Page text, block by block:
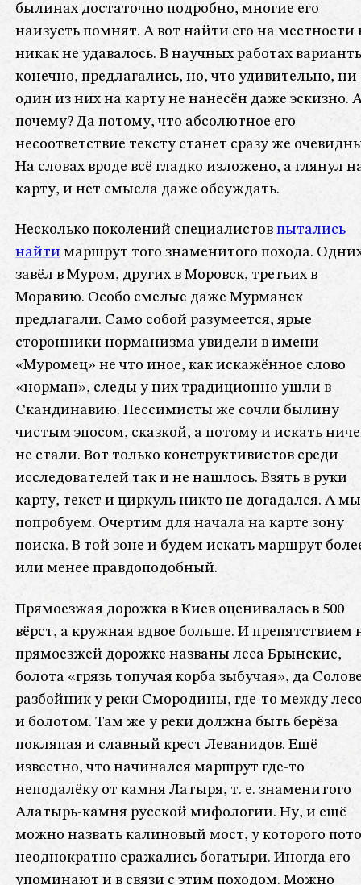
былинах достаточно подробно, многие его
наизусть помнят. А вот найти его на местности
никак не удавалось. В научных работах
конечно, предлагались, но, что удивительно, ни
один из них на карту не нанесён даже эскизно.
почему? Да потому, что абсолютное его
несоответствие тексту станет сразу же
На словах вроде всё гладко изложено, а глянул
карту, и нет смысла даже обсуждать.
Несколько поколений специалистов пытались
найти маршрут того знаменитого похода.
завёл в Муром, других в Моровск, третьих в
Моравию. Особо смелые даже Мурманск
предлагали. Само собой разумеется, ярые
сторонники норманизма увидели в имени
«Муромец» не что иное, как искажённое слово
«норман», следы у них традиционно ушли в
Скандинавию. Пессимисты же сочли былину
чистым эпосом, сказкой, а потому и искать
не стали. Вот только конструктивистов среди
исследователей так и не нашлось. Взять в руки
карту, текст и циркуль никто не догадался. А мы
попробуем. Очертим для начала на карте зону
поиска. В той зоне и будем искать маршрут
или менее правдоподобный.
Прямоезжая дорожка в Киев оценивалась в 500
вёрст, а кружная вдвое больше. И препятствием
прямоезжей дорожке названы леса Брынские,
болота «грязь топучая корба зыбучая», да
разбойник у реки Смородины, где-то между
и болотом. Там же у реки должна быть берёза
покляпая и славный крест Леванидов. Ещё
известно, что начинался маршрут где-то
неподалёку от камня Латыря, т. е. знаменитого
Алатырь-камня русской мифологии. Ну, и ещё
можно назвать калиновый мост, у которого
неоднократно сражались богатыри. Иногда его
упоминают и в связи с этим походом. Можно